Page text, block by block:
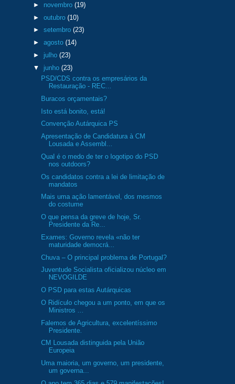
► novembro (19)
► outubro (10)
► setembro (23)
► agosto (14)
► julho (23)
▼ junho (23)
PSD/CDS contra os empresários da
Restauração - REC...
Buracos orçamentais?
Isto está bonito, está!
Convenção Autárquica PS
Apresentação de Candidatura à CM
Lousada e Assembl...
Qual é o medo de ter o logotipo do PSD
nos outdoors?
Os candidatos contra a lei de limitação de
mandatos
Mais uma ação lamentável, dos mesmos
do costume
O que pensa da greve de hoje, Sr.
Presidente da Re...
Exames: Governo revela «não ter
maturidade democrá...
Chuva – O principal problema de Portugal?
Juventude Socialista oficializou núcleo em
NEVOGILDE
O PSD para estas Autárquicas
O Ridículo chegou a um ponto, em que os
Ministros ...
Falemos de Agricultura, excelentíssimo
Presidente.
CM Lousada distinguida pela União
Europeia
Uma maioria, um governo, um presidente,
um governa...